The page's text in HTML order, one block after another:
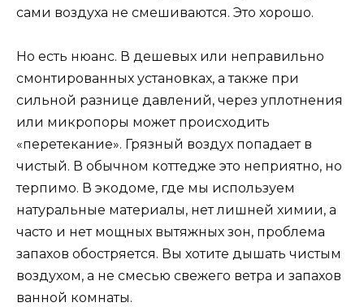
сами воздуха не смешиваются. Это хорошо.
Но есть нюанс. В дешевых или неправильно
смонтированных установках, а также при
сильной разнице давлений, через уплотнения
или микропоры может происходить
«перетекание». Грязный воздух попадает в
чистый. В обычном коттедже это неприятно, но
терпимо. В экодоме, где мы используем
натуральные материалы, нет лишней химии, а
часто и нет мощных вытяжных зон, проблема
запахов обостряется. Вы хотите дышать чистым
воздухом, а не смесью свежего ветра и запахов
ванной комнаты.